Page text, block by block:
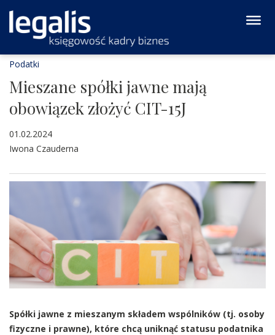
Podatki
Mieszane spółki jawne mają
obowiązek złożyć CIT-15J
01.02.2024
Iwona Czauderna
Spółki jawne z mieszanym składem wspólników (tj. osoby
fizyczne i prawne), które chcą uniknąć statusu podatnika